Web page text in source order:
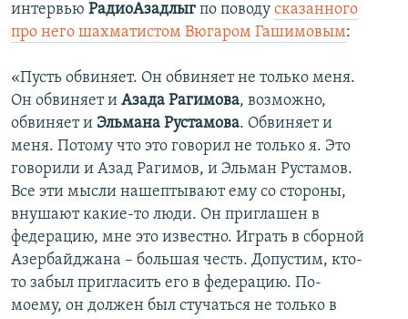
интервью РадиоАзадлыг по поводу сказанного
про него шахматистом Вюгаром Гашимовым:
«Пусть обвиняет. Он обвиняет не только меня.
Он обвиняет и Азада Рагимова, возможно,
обвиняет и Эльмана Рустамова. Обвиняет и
меня. Потому что это говорил не только я. Это
говорили и Азад Рагимов, и Эльман Рустамов.
Все эти мысли нашептывают ему со стороны,
внушают какие-то люди. Он приглашен в
федерацию, мне это известно. Играть в сборной
Азербайджана – большая честь. Допустим, кто-
то забыл пригласить его в федерацию. По-
моему, он должен был стучаться не только в